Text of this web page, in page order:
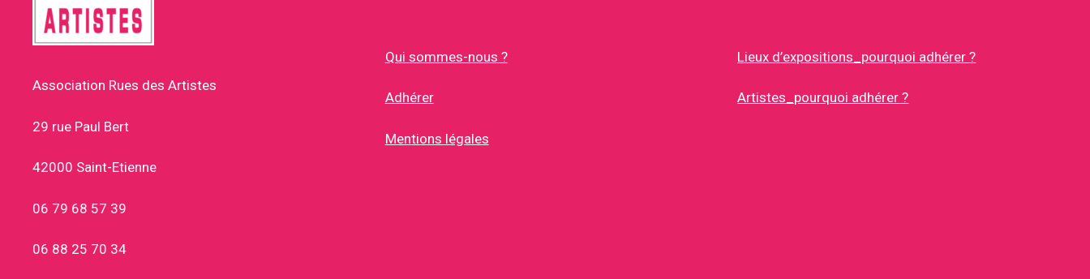
Association Rues des Artistes
29 rue Paul Bert
42000 Saint-Etienne
06 79 68 57 39
06 88 25 70 34
Qui sommes-nous ?
Adhérer
Mentions légales
Lieux d’expositions_pourquoi adhérer ?
Artistes_pourquoi adhérer ?